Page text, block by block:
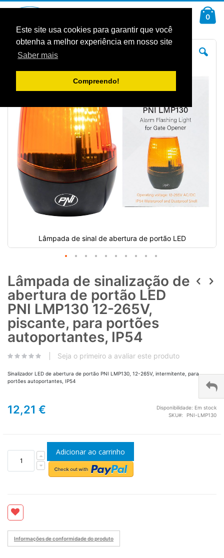
Este site usa cookies para garantir que você
obtenha a melhor experiência em nosso site
Saber mais
Compreendo!
Conteúdo
0
Saltar
Lâmpada de sinal de abertura de portão LED
Lâmpada de sinalização de
abertura de portão LED
PNI LMP130 12-265V,
piscante, para portões
autoportantes, IP54
Seja o primeiro a avaliar este produto
Sinalizador LED de abertura de portão PNI LMP130, 12-265V, intermitente, para
portões autoportantes, IP54
12,21 € Disponibilidade: Em stock
SKU
PNI-LMP130
Adicionar ao carrinho
Informações de conformidade do produto